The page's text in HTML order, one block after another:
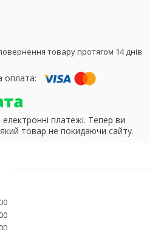
товару протягом 14 днів
електронні платежі. Тепер ви
товар не покидаючи сайту.